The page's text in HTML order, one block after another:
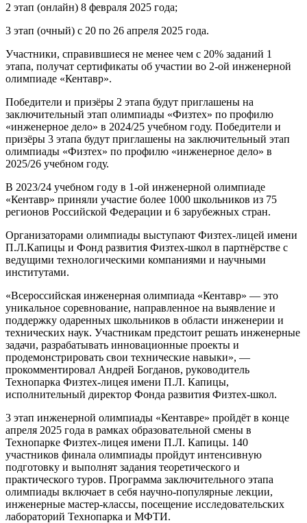
2 этап (онлайн) 8 февраля 2025 года;
3 этап (очный) с 20 по 26 апреля 2025 года.
Участники, справившиеся не менее чем с 20% заданий 1
этапа, получат сертификаты об участии во 2-ой инженерной
олимпиаде «Кентавр».
Победители и призёры 2 этапа будут приглашены на
заключительный этап олимпиады «Физтех» по профилю
«инженерное дело» в 2024/25 учебном году. Победители и
призёры 3 этапа будут приглашены на заключительный этап
олимпиады «Физтех» по профилю «инженерное дело» в
2025/26 учебном году.
В 2023/24 учебном году в 1-ой инженерной олимпиаде
«Кентавр» приняли участие более 1000 школьников из 75
регионов Российской Федерации и 6 зарубежных стран.
Организаторами олимпиады выступают Физтех-лицей имени
П.Л.Капицы и Фонд развития Физтех-школ в партнёрстве с
ведущими технологическими компаниями и научными
институтами.
«Всероссийская инженерная олимпиада «Кентавр» — это
уникальное соревнование, направленное на выявление и
поддержку одаренных школьников в области инженерии и
технических наук. Участникам предстоит решать инженерные
задачи, разрабатывать инновационные проекты и
продемонстрировать свои технические навыки», —
прокомментировал Андрей Богданов, руководитель
Технопарка Физтех-лицея имени П.Л. Капицы,
исполнительный директор Фонда развития Физтех-школ.
3 этап инженерной олимпиады «Кентавре» пройдёт в конце
апреля 2025 года в рамках образовательной смены в
Технопарке Физтех-лицея имени П.Л. Капицы. 140
участников финала олимпиады пройдут интенсивную
подготовку и выполнят задания теоретического и
практического туров. Программа заключительного этапа
олимпиады включает в себя научно-популярные лекции,
инженерные мастер-классы, посещение исследовательских
лабораторий Технопарка и МФТИ.